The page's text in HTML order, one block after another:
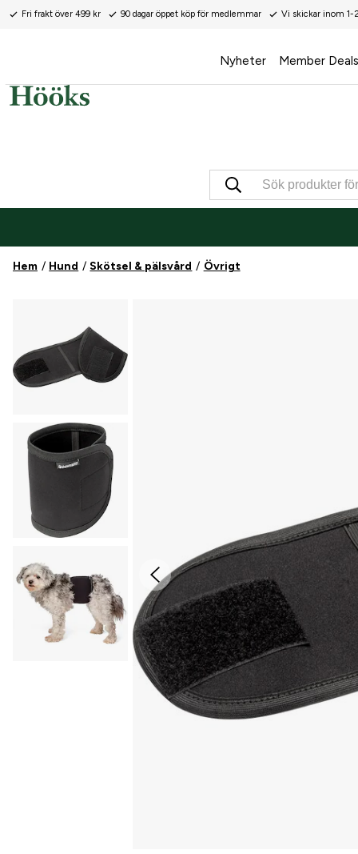
Fri frakt över 499 kr 90 dagar öppet köp för medlemmar Vi skickar inom 1-
Nyheter Member Deals
Hem Hund Skötsel & pälsvård Övrigt